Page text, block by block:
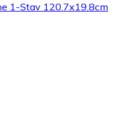
1-Stav 120.7x19.8cm